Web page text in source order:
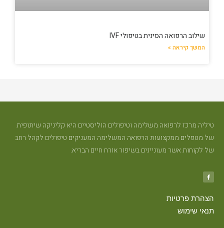
שילוב הרפואה הסינית בטיפולי IVF
המשך קיראה »
טיליה מרכז לרפואה משלימה וטיפולים הוליסטיים היא קליניקה שיתופית
של מטפלים ממקצועות הרפואה המשלימה המעניקים טיפולים לקהל רחב
של לקוחות אשר מעוניינים בשיפור אורח חיים הבריא.
הצהרת פרטיות
תנאי שימוש